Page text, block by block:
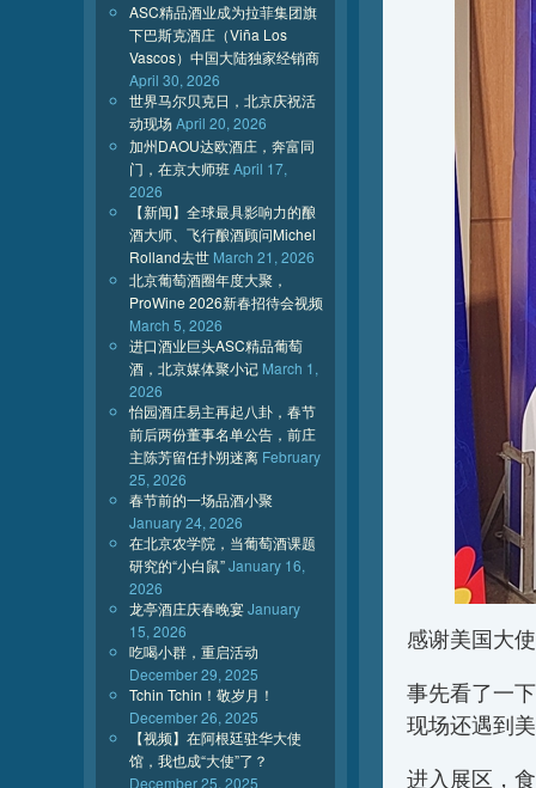
感谢美国大
事先看了一
现场还遇到
进入展区，
ASC精品酒业成为拉菲集团旗
下巴斯克酒庄（Viña Los
Vascos）中国大陆独家经销商
April 30, 2026
世界马尔贝克日，北京庆祝活
动现场April 20, 2026
加州DAOU达欧酒庄，奔富同
门，在京大师班 April 17,
2026
【新闻】全球最具影响力的酿
酒大师、飞行酿酒顾问Michel
Rolland去世 March 21, 2026
北京葡萄酒圈年度大聚，
ProWine 2026新春招待会视频
March 5, 2026
进口酒业巨头ASC精品葡萄
酒，北京媒体聚小记 March 1,
2026
怡园酒庄易主再起八卦，春节
前后两份董事名单公告，前庄
主陈芳留任扑朔迷离 February
25, 2026
春节前的一场品酒小聚
January 24, 2026
在北京农学院，当葡萄酒课题
研究的“小白鼠”January 16,
2026
龙亭酒庄庆春晚宴January
15, 2026
吃喝小群，重启活动
December 29, 2025
Tchin Tchin！敬岁月！
December 26, 2025
【视频】在阿根廷驻华大使
馆，我也成“大使”了？
December 25, 2025